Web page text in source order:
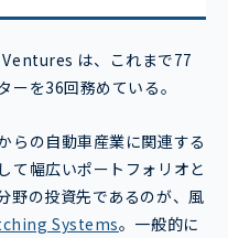
は、これまで77
ーを36回務めている。
らの自動車産業に関連する
て幅広いポートフォリオと
野の投資先であるのが、風
Systems。一般的に